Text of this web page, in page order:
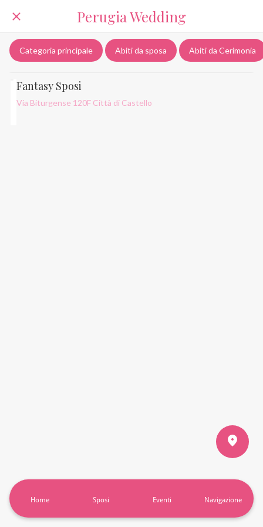
Perugia Wedding
Categoria principale Abiti da sposa Abiti da Cerimonia
Fantasy Sposi
Via Biturgense 120F Città di Castello
Home Sposi Eventi Navigazione